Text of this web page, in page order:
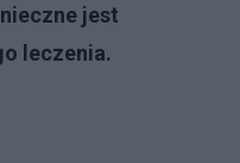
jest
leczenia.